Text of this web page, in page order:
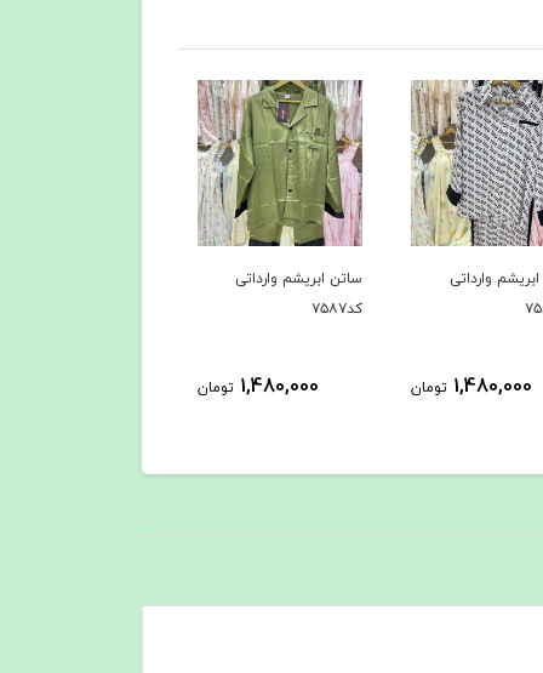
ابریشم وارداتی
1,480,000 تومان
ساتن ابریشم وارداتی
کد۷۵۸۶
1,480,000 تومان